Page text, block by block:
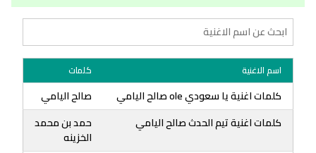
اسم الاغنية كلمات
كلمات اغنية يا سعودي ole صالح اليامي
صالح اليامي
كلمات اغنية تيم الحدث صالح اليامي
حمد بن محمد
الخزينه